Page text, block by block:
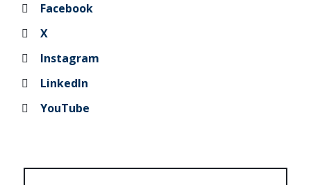
Facebook
X
Instagram
LinkedIn
YouTube